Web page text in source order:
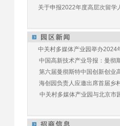
关于申报2022年度高层次留学
中关村多媒体产业园举办2024
中国高新技术产业导报：曼彻
第六届曼彻斯特中国创新创业
海创园负责人应邀出席首届乡
中关村多媒体产业园与北京市